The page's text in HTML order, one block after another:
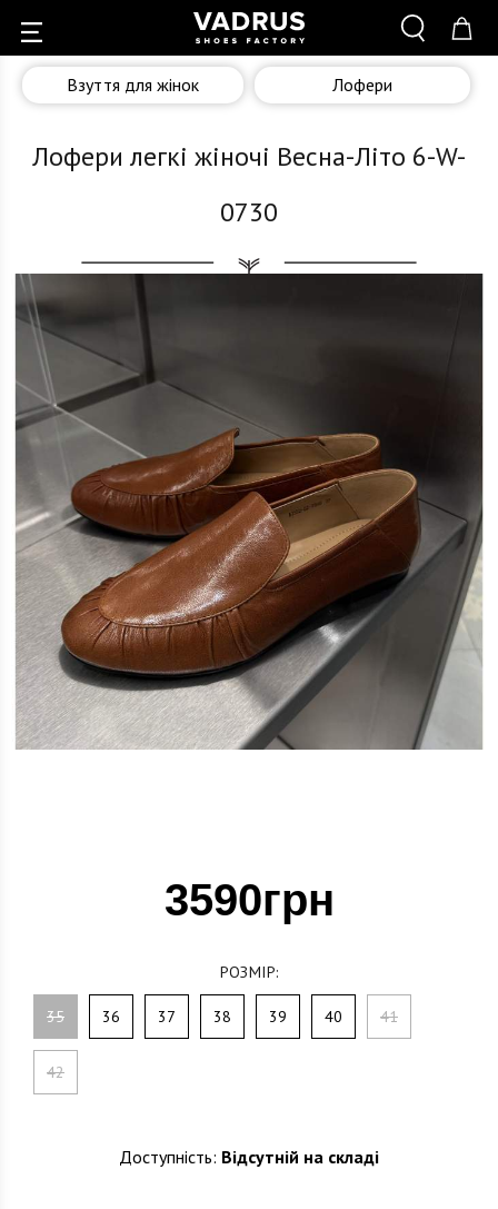
Взуття для жінок Лофери
Лофери легкі жіночі Весна-Літо 6-W-
0730
3590грн
РОЗМІР:
35 36 37 38 39 40 41
42
Доступність: Відсутній на складі